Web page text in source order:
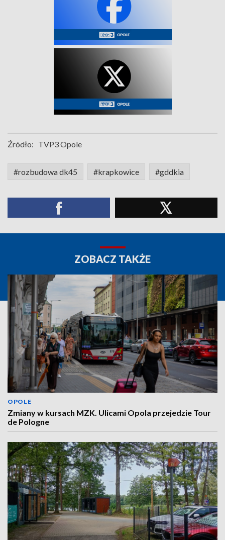
Źródło: TVP3 Opole
#rozbudowa dk45 #krapkowice #gddkia
ZOBACZ TAKŻE
OPOLE
Zmiany w kursach MZK. Ulicami Opola przejedzie Tour
de Pologne